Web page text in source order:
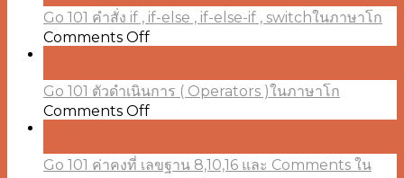
การ
แบบ
วน
ทำ
(Repetition)
Go 101 คำสั่ง if , if-else , if-else-if , switchในภาษาโก
Comments Offon
คำ
สั่ง
,
if-
Go 101 ตัวดำเนินการ ( Operators )ในภาษาโก
Comments Offon
ตัว
Go 101 ค่าคงที่ เลขฐาน 8,10,16 และ Comments ใน